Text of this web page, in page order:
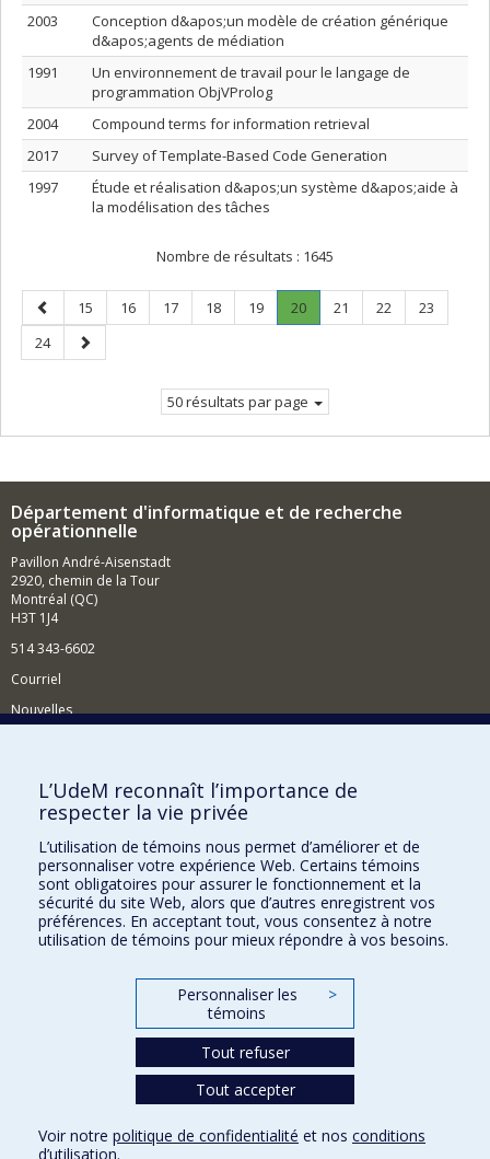
2003
Conception d&apos;un modèle de création générique
d&apos;agents de médiation
1991
Un environnement de travail pour le langage de
programmation ObjVProlog
2004
Compound terms for information retrieval
2017
Survey of Template-Based Code Generation
1997
Étude et réalisation d&apos;un système d&apos;aide à
la modélisation des tâches
Nombre de résultats : 1645
Page
précédente
Page
15 Page
16 Page
17 Page
18 Page
19 Page
20.
Page
Page
21 Page
22 Page
23
Page
24
Page
suivante
50 résultats par page
Département d'informatique et de recherche
opérationnelle
Pavillon André-Aisenstadt
2920, chemin de la Tour
Montréal (QC)
H3T 1J4
514 343-6602
Courriel
Nouvelles
Comment soutenir le Département?
BESOIN D'AIDE?
Plan du site
Signaler une erreur
Accessibilité
FACULTÉ DES ARTS ET DES SCIENCES
Nos départements et écoles
Conditions d’utilisation
L’UdeM reconnaît l’importance de
respecter la vie privée
L’utilisation de témoins nous permet d’améliorer et de
personnaliser votre expérience Web. Certains témoins
sont obligatoires pour assurer le fonctionnement et la
sécurité du site Web, alors que d’autres enregistrent vos
préférences. En acceptant tout, vous consentez à notre
utilisation de témoins pour mieux répondre à vos besoins.
Personnaliser les
témoins
>
Tout refuser
Tout accepter
Voir notre politique de confidentialité et nos conditions
d’utilisation.